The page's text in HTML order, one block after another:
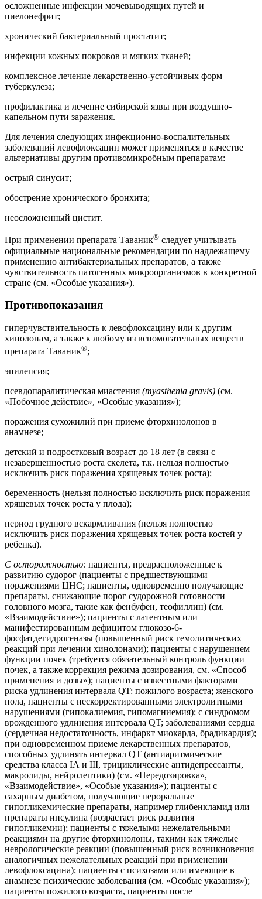
осложненные инфекции мочевыводящих путей и
пиелонефрит;
хронический бактериальный простатит;
инфекции кожных покровов и мягких тканей;
комплексное лечение лекарственно-устойчивых форм
туберкулеза;
профилактика и лечение сибирской язвы при воздушно-
капельном пути заражения.
Для лечения следующих инфекционно-воспалительных
заболеваний левофлоксацин может применяться в качестве
альтернативы другим противомикробным препаратам:
острый синусит;
обострение хронического бронхита;
неосложненный цистит.
При применении препарата Таваник® следует учитывать
официальные национальные рекомендации по надлежащему
применению антибактериальных препаратов, а также
чувствительность патогенных микроорганизмов в конкретной
стране (см. «Особые указания»).
Противопоказания
гиперчувствительность к левофлоксацину или к другим
хинолонам, а также к любому из вспомогательных веществ
препарата Таваник®;
эпилепсия;
псевдопаралитическая миастения (myasthenia gravis) (см.
«Побочное действие», «Особые указания»);
поражения сухожилий при приеме фторхинолонов в
анамнезе;
детский и подростковый возраст до 18 лет (в связи с
незавершенностью роста скелета, т.к. нельзя полностью
исключить риск поражения хрящевых точек роста);
беременность (нельзя полностью исключить риск поражения
хрящевых точек роста у плода);
период грудного вскармливания (нельзя полностью
исключить риск поражения хрящевых точек роста костей у
ребенка).
С осторожностью: пациенты, предрасположенные к
развитию судорог (пациенты с предшествующими
поражениями ЦНС; пациенты, одновременно получающие
препараты, снижающие порог судорожной готовности
головного мозга, такие как фенбуфен, теофиллин) (см.
«Взаимодействие»); пациенты с латентным или
манифестированным дефицитом глюкозо-6-
фосфатдегидрогеназы (повышенный риск гемолитических
реакций при лечении хинолонами); пациенты с нарушением
функции почек (требуется обязательный контроль функции
почек, а также коррекция режима дозирования, см. «Способ
применения и дозы»); пациенты с известными факторами
риска удлинения интервала QT: пожилого возраста; женского
пола, пациенты с нескорректированными электролитными
нарушениями (гипокалиемия, гипомагниемия); с синдромом
врожденного удлинения интервала QT; заболеваниями сердца
(сердечная недостаточность, инфаркт миокарда, брадикардия);
при одновременном приеме лекарственных препаратов,
способных удлинять интервал QT (антиаритмические
средства класса IА и III, трициклические антидепрессанты,
макролиды, нейролептики) (см. «Передозировка»,
«Взаимодействие», «Особые указания»); пациенты с
сахарным диабетом, получающие пероральные
гипогликемические препараты, например глибенкламид или
препараты инсулина (возрастает риск развития
гипогликемии); пациенты с тяжелыми нежелательными
реакциями на другие фторхинолоны, такими как тяжелые
неврологические реакции (повышенный риск возникновения
аналогичных нежелательных реакций при применении
левофлоксацина); пациенты с психозами или имеющие в
анамнезе психические заболевания (см. «Особые указания»);
пациенты пожилого возраста, пациенты после